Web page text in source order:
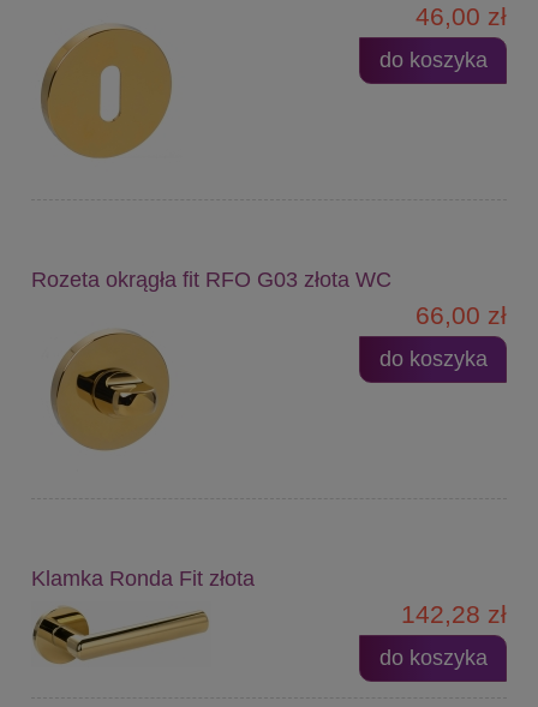
46,00 zł
do koszyka
Rozeta okrągła fit RFO G03 złota WC
66,00 zł
do koszyka
Klamka Ronda Fit złota
142,28 zł
do koszyka